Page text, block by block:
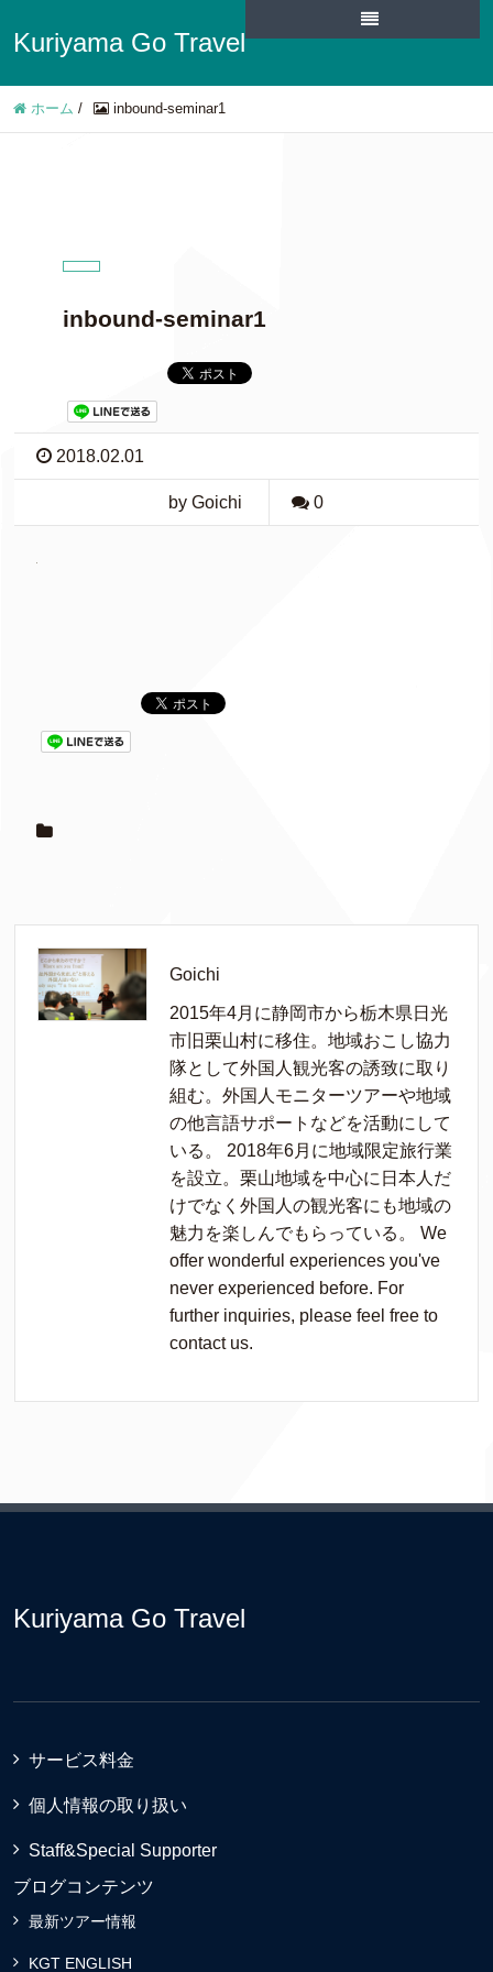
Kuriyama Go Travel
ホーム / inbound-seminar1
inbound-seminar1
2018.02.01
by Goichi 0
Goichi
2015年4月に静岡市から栃木県日光
市旧栗山村に移住。地域おこし協力
隊として外国人観光客の誘致に取り
組む。外国人モニターツアーや地域
の他言語サポートなどを活動にして
いる。 2018年6月に地域限定旅行業
を設立。栗山地域を中心に日本人だ
けでなく外国人の観光客にも地域の
魅力を楽しんでもらっている。 We
offer wonderful experiences you've
never experienced before. For
further inquiries, please feel free to
contact us.
Kuriyama Go Travel
サービス料金
個人情報の取り扱い
Staff&Special Supporter
ブログコンテンツ
最新ツアー情報
KGT ENGLISH